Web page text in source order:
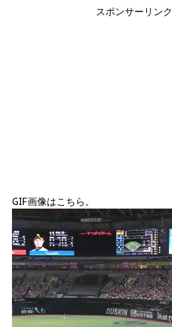
スポンサーリンク
GIF画像はこちら。